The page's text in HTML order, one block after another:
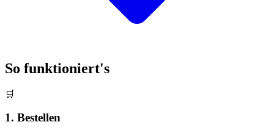
So funktioniert's
🛒
1. Bestellen